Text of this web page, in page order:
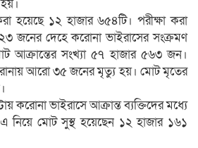
হয়েছে ১২ হাজার ৬৫৪টি। পরীক্ষা করা
জনের দেহে করোনা ভাইরাসের সংক্রমণ
আক্রান্তের সংখ্যা ৫৭ হাজার ৫৬৩ জন।
আরো ৩৫ জনের মৃত্যু হয়। মোট মৃতের
করোনা ভাইরাসে আক্রান্ত ব্যক্তিদের মধ্যে
নিয়ে মোট সুস্থ হয়েছেন ১২ হাজার ১৬১